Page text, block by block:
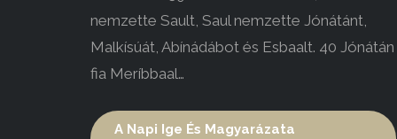
nemzette Sault, Saul nemzette Jónátánt,
Malkísúát, Abínádábot és Esbaalt. 40 Jónátán
fia Meríbbaal…
A Napi Ige És Magyarázata